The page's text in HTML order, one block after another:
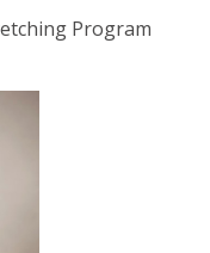
Program